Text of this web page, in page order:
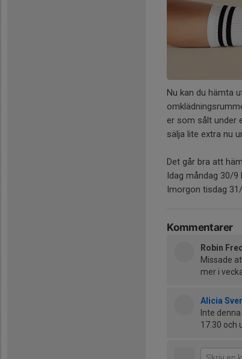
Nu kan du hämta
er som sålt under
sälja lite extra nu
Det går bra att
Idag måndag 30/9
Imorgon tisdag
Kommentarer
Robin
Missade
mer i
Alicia
Inte
17.30 och